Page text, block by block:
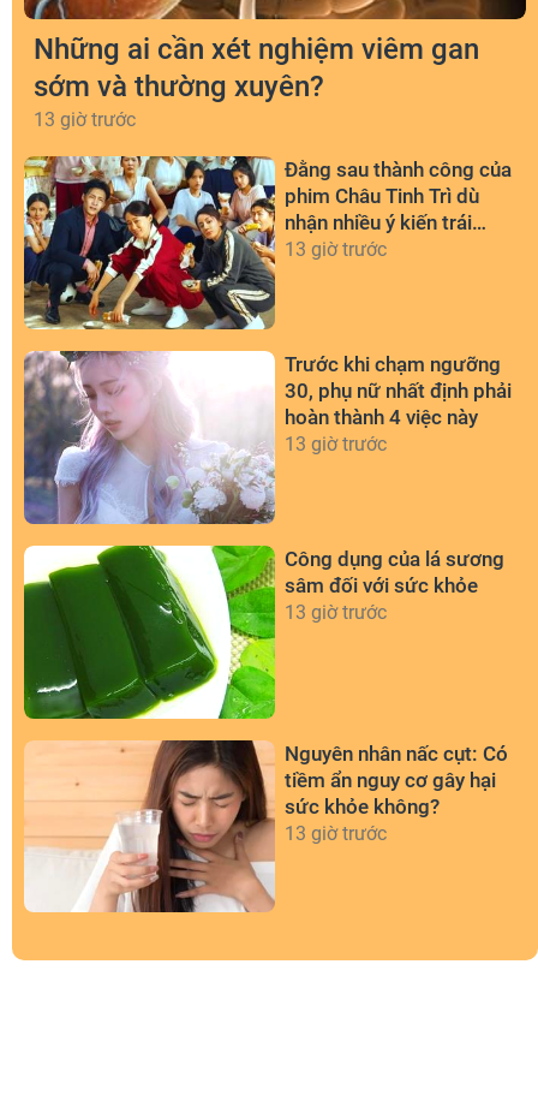
Những ai cần xét nghiệm viêm gan
sớm và thường xuyên?
13 giờ trước
Đằng sau thành công của
phim Châu Tinh Trì dù
nhận nhiều ý kiến trái
chiều
13 giờ trước
Trước khi chạm ngưỡng
30, phụ nữ nhất định phải
hoàn thành 4 việc này
13 giờ trước
Công dụng của lá sương
sâm đối với sức khỏe
13 giờ trước
Nguyên nhân nấc cụt: Có
tiềm ẩn nguy cơ gây hại
sức khỏe không?
13 giờ trước